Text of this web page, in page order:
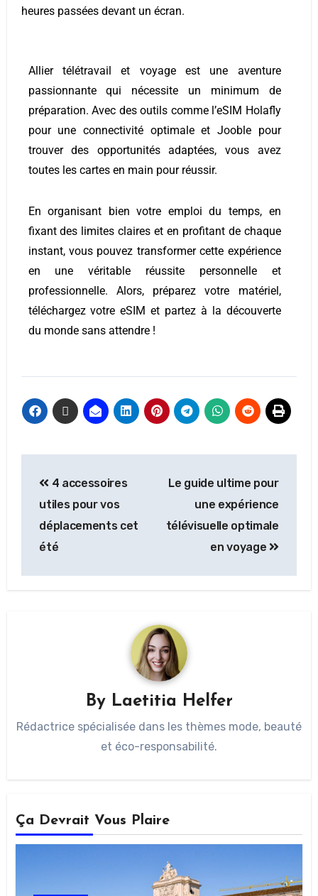
heures passées devant un écran.
Allier télétravail et voyage est une aventure
passionnante qui nécessite un minimum de
préparation. Avec des outils comme l’eSIM Holafly
pour une connectivité optimale et Jooble pour
trouver des opportunités adaptées, vous avez
toutes les cartes en main pour réussir.
En organisant bien votre emploi du temps, en
fixant des limites claires et en profitant de chaque
instant, vous pouvez transformer cette expérience
en une véritable réussite personnelle et
professionnelle. Alors, préparez votre matériel,
téléchargez votre eSIM et partez à la découverte
du monde sans attendre !
4 accessoires
utiles pour vos
déplacements cet
été
Le guide ultime pour
une expérience
télévisuelle optimale
en voyage
By Laetitia Helfer
Rédactrice spécialisée dans les thèmes mode, beauté
et éco-responsabilité.
Ça Devrait Vous Plaire